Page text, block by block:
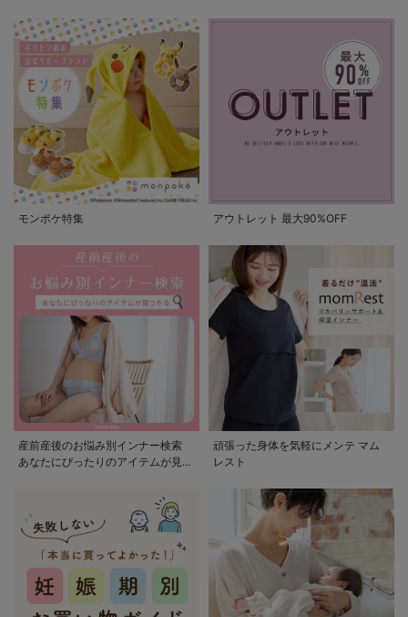
モンポケ特集 アウトレット 最大90%OFF
産前産後のお悩み別インナー検索
あなたにぴったりのアイテムが見つ
頑張った身体を気軽にメンテ マム
レスト